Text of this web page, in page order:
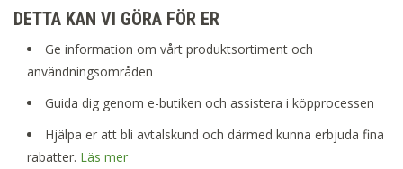
DETTA KAN VI GÖRA FÖR ER
Ge information om vårt produktsortiment och
användningsområden
Guida dig genom e-butiken och assistera i köpprocessen
Hjälpa er att bli avtalskund och därmed kunna erbjuda fina
rabatter. Läs mer